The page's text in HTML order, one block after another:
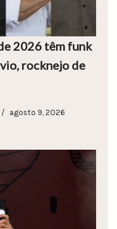
2026 têm funk
rocknejo de
agosto 9, 2026